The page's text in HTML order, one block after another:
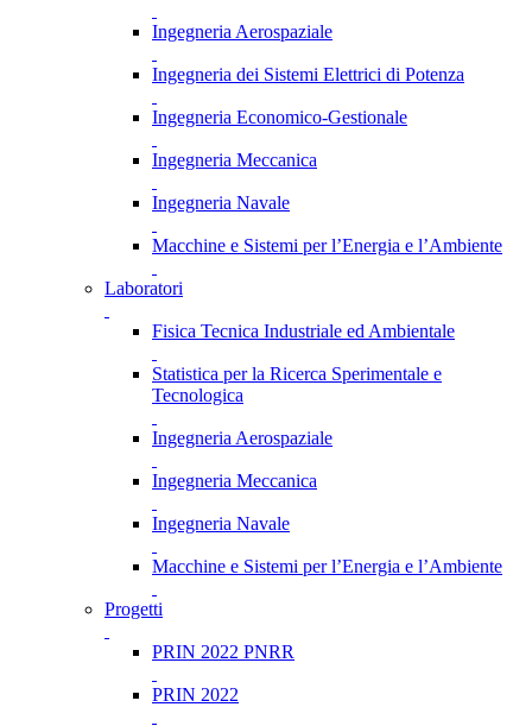
Ingegneria Aerospaziale
Ingegneria dei Sistemi Elettrici di Potenza
Ingegneria Economico-Gestionale
Ingegneria Meccanica
Ingegneria Navale
Macchine e Sistemi per l’Energia e l’Ambiente
Laboratori
Fisica Tecnica Industriale ed Ambientale
Statistica per la Ricerca Sperimentale e
Tecnologica
Ingegneria Aerospaziale
Ingegneria Meccanica
Ingegneria Navale
Macchine e Sistemi per l’Energia e l’Ambiente
Progetti
PRIN 2022 PNRR
PRIN 2022